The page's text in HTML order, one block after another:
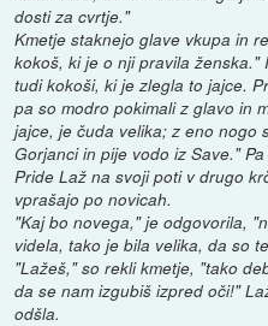
dosti za cvrtje."
Kmetje staknejo glave vkupa in
kokoš, ki je o nji pravila
tudi kokoši, ki je zlegla to jajce.
pa so modro pokimali z glavo in
jajce, je čuda velika; z eno nogo
Gorjanci in pije vodo iz Save."
Pride Laž na svoji poti v drugo
vprašajo po novicah.
"Kaj bo novega," je odgovorila,
videla, tako je bila velika, da so
"Lažeš," so rekli kmetje, "tako
da se nam izgubiš izpred oči!"
odšla.